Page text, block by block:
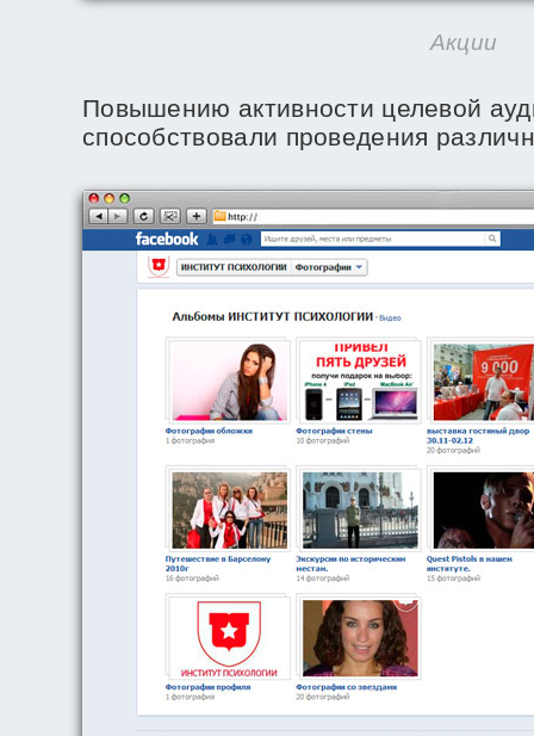
Акции
Повышению активности целевой
способствовали проведения